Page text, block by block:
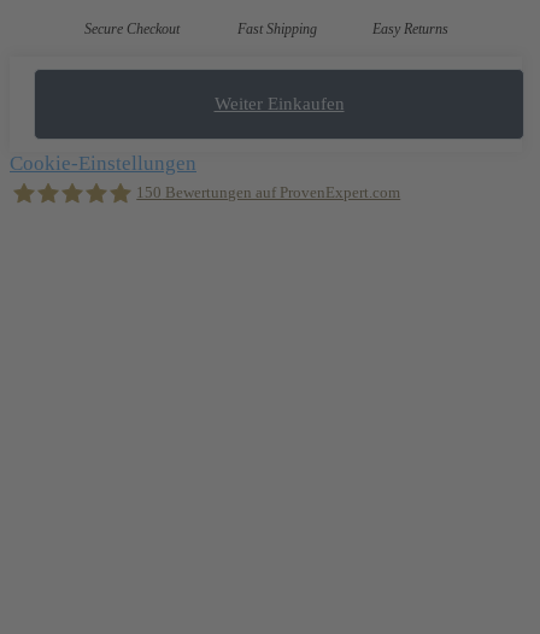
Secure Checkout Fast Shipping Easy Returns
Weiter Einkaufen
Cookie-Einstellungen
150 Bewertungen auf ProvenExpert.com